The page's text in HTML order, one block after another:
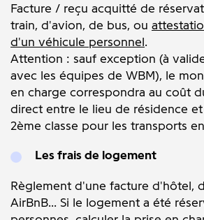
Facture / reçu acquitté de
train, d'avion, de bus, ou
d'un véhicule personnel.
Attention : sauf exception (à
avec les équipes de WBM), le
en charge correspondra au coût
direct entre le lieu de résidence
2ème classe pour les transports
Les frais de logement
Règlement d'une facture d'hôtel,
AirBnB... Si le logement a été